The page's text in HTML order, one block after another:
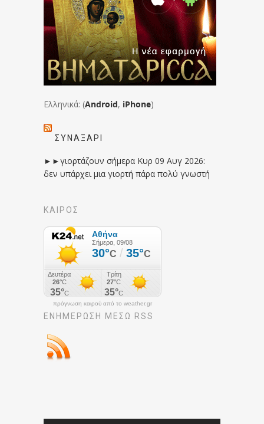
Ελληνικά: (Android, iPhone)
ΣΥΝΑΞΆΡΙ
►►γιορτάζουν σήμερα Κυρ 09 Αυγ 2026:
δεν υπάρχει μια γιορτή πάρα πολύ γνωστή
ΚΑΙΡΟΣ
πρόγνωση καιρού από το weather.gr
ΕΝΗΜΈΡΩΣΉ ΜΕΣΩ RSS